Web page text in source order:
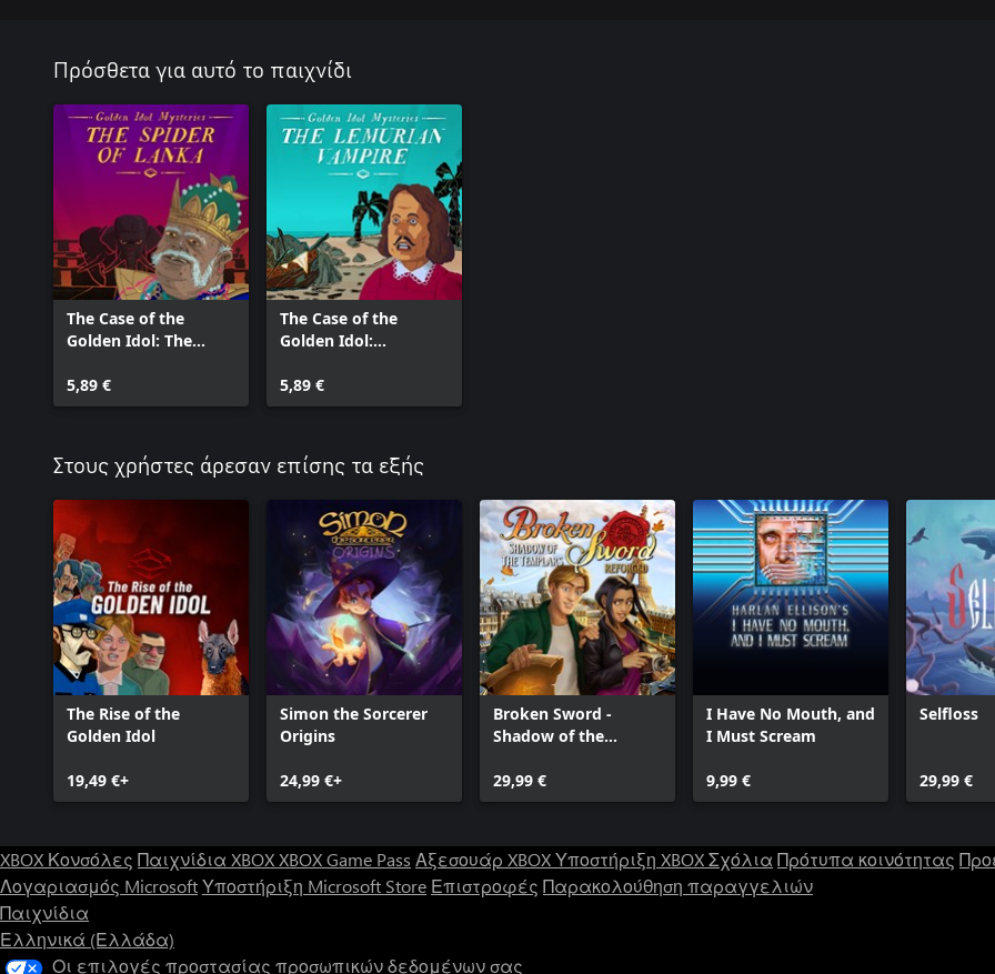
Πρόσθετα για αυτό το παιχνίδι
The Case of the
Golden Idol: The
5,89 €
The Case of the
Golden Idol:
5,89 €
Στους χρήστες άρεσαν επίσης τα εξής
The Rise of the
Golden Idol
19,49 €+
Simon the Sorcerer
Origins
24,99 €+
Broken Sword -
Shadow of the
29,99 €
I Have No Mouth, and
I Must Scream
9,99 €
Selfloss
29,99 €
XBOX Κονσόλες Παιχνίδια XBOXXBOX Game Pass Αξεσουάρ XBOXΥποστήριξη XBOXΣχόλια Πρότυπα κοινότητας
Λογαριασμός MicrosoftΥποστήριξη Microsoft Store Επιστροφές Παρακολούθηση παραγγελιών
Παιχνίδια
Ελληνικά (Ελλάδα)
Οι επιλογές προστασίας προσωπικών δεδομένων σας